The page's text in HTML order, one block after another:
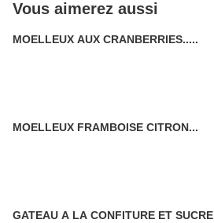
Vous aimerez aussi
MOELLEUX AUX CRANBERRIES.....
MOELLEUX FRAMBOISE CITRON...
GATEAU A LA CONFITURE ET SUCRE